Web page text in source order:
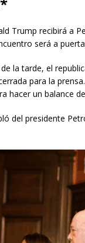
Trump recibirá a
será a
la tarde, el
para la
hacer un balance
del presidente